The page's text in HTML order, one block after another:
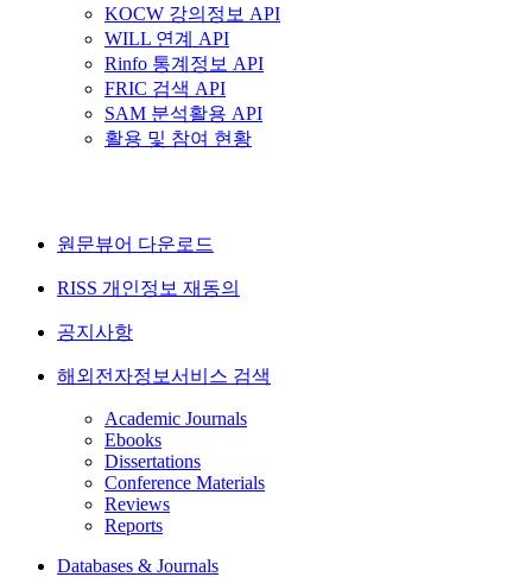
KOCW 강의정보 API
WILL 연계 API
Rinfo 통계정보 API
FRIC 검색 API
SAM 분석활용 API
활용 및 참여 현황
원문뷰어 다운로드
RISS 개인정보 재동의
공지사항
해외전자정보서비스 검색
Academic Journals
Ebooks
Dissertations
Conference Materials
Reviews
Reports
Databases & Journals